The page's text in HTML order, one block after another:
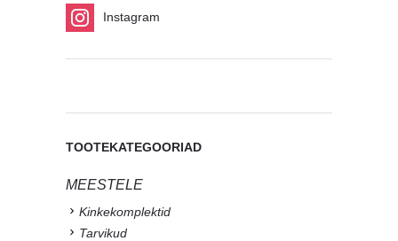
Instagram
TOOTEKATEGOORIAD
MEESTELE
Kinkekomplektid
Tarvikud